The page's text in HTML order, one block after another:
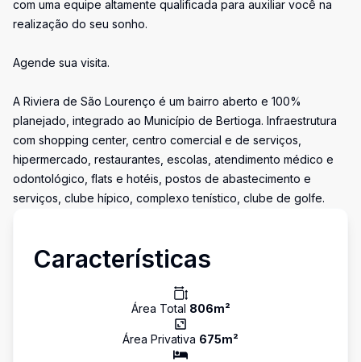
com uma equipe altamente qualificada para auxiliar você na
realização do seu sonho.
Agende sua visita.
A Riviera de São Lourenço é um bairro aberto e 100%
planejado, integrado ao Município de Bertioga. Infraestrutura
com shopping center, centro comercial e de serviços,
hipermercado, restaurantes, escolas, atendimento médico e
odontológico, flats e hotéis, postos de abastecimento e
serviços, clube hípico, complexo tenístico, clube de golfe.
Características
Área Total 806m²
Área Privativa 675m²